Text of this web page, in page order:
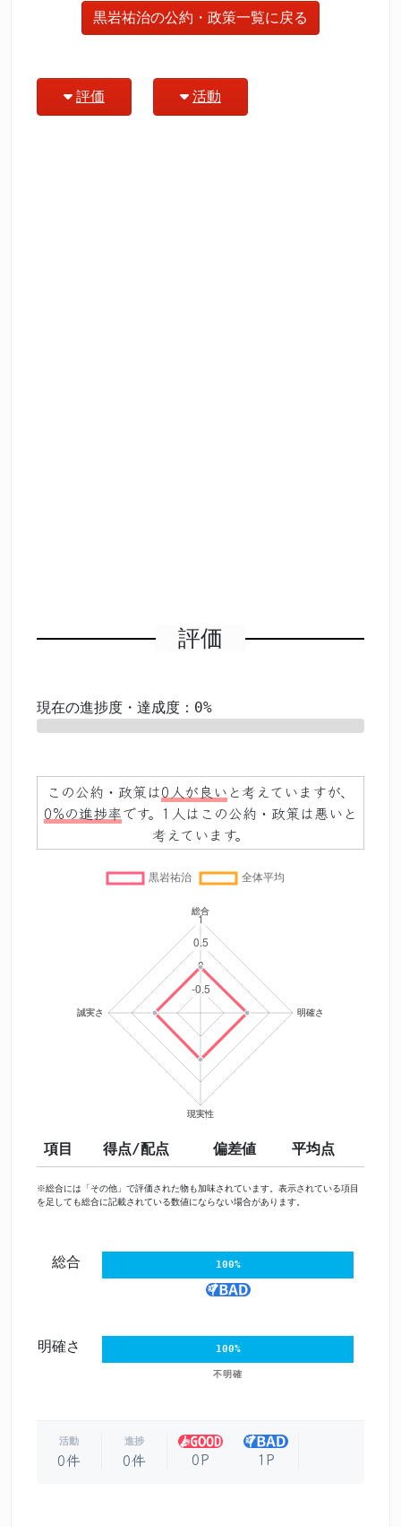
黒岩祐治の公約・政策一覧に戻る
評価 活動
評価
現在の進捗度・達成度：0%
この公約・政策は0人が良い と考えていますが、
0%の進捗率です。1人はこの公約・政策は悪いと
考えています。
項目 得点/配点 偏差値 平均点
※総合には「その他」で評価された物も加味されています。表示されている項目
を足しても総合に記載されている数値にならない場合があります。
総合 100%
明確さ 100%
不明確
活動
0件
進捗
0件 0P 1P